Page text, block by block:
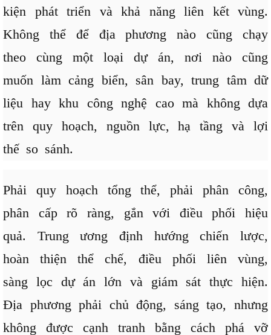
kiện phát triển và khả năng liên kết vùng.
Không thể để địa phương nào cũng chạy
theo cùng một loại dự án, nơi nào cũng
muốn làm cảng biển, sân bay, trung tâm dữ
liệu hay khu công nghệ cao mà không dựa
trên quy hoạch, nguồn lực, hạ tầng và lợi
thế so sánh.
Phải quy hoạch tổng thể, phải phân công,
phân cấp rõ ràng, gắn với điều phối hiệu
quả. Trung ương định hướng chiến lược,
hoàn thiện thể chế, điều phối liên vùng,
sàng lọc dự án lớn và giám sát thực hiện.
Địa phương phải chủ động, sáng tạo, nhưng
không được cạnh tranh bằng cách phá vỡ